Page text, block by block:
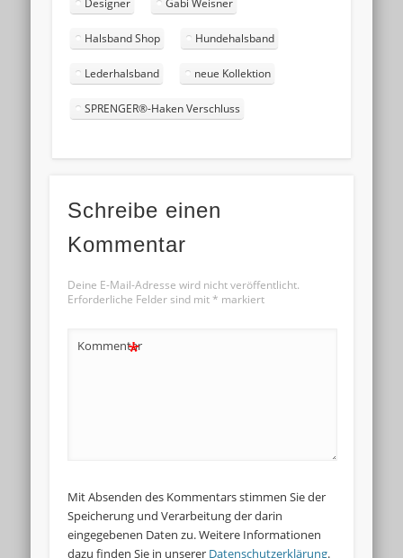
Halsband Shop Hundehalsband
Lederhalsband neue Kollektion
SPRENGER®-Haken Verschluss
Schreibe einen
Kommentar
Deine E-Mail-Adresse wird nicht veröffentlicht.
Erforderliche Felder sind mit * markiert
Kommentar
*
Mit Absenden des Kommentars stimmen Sie der
Speicherung und Verarbeitung der darin
eingegebenen Daten zu. Weitere Informationen
dazu finden Sie in unserer Datenschutzerklärung.